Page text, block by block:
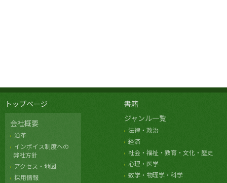
トップページ
会社概要
沿革
インボイス制度への
弊社方針
アクセス・地図
採用情報
書籍
ジャンル一覧
法律・政治
経済
社会・福祉・教育・文化・歴史
心理・医学
数学・物理学・科学